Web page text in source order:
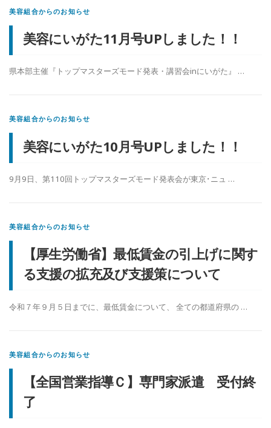
美容組合からのお知らせ
美容にいがた11月号UPしました！！
県本部主催『トップマスターズモード発表・講習会inにいがた』 …
美容組合からのお知らせ
美容にいがた10月号UPしました！！
9月9日、第110回トップマスターズモード発表会が東京･ニュ …
美容組合からのお知らせ
【厚生労働省】最低賃金の引上げに関す
る支援の拡充及び支援策について
令和７年９月５日までに、最低賃金について、 全ての都道府県の …
美容組合からのお知らせ
【全国営業指導Ｃ】専門家派遣 受付終
了